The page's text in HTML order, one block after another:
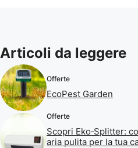
Articoli da leggere
Offerte
EcoPest Garden
Offerte
Scopri Eko‑Splitter:
aria pulita per la tua